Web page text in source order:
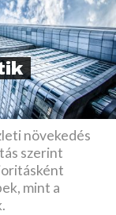
növekedés
szerint
mint a